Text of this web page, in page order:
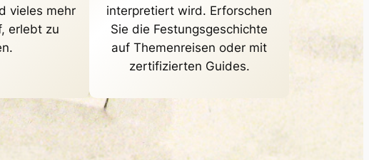
vieles mehr
erlebt zu
interpretiert wird. Erforschen
Sie die Festungsgeschichte
auf Themenreisen oder mit
zertifizierten Guides.